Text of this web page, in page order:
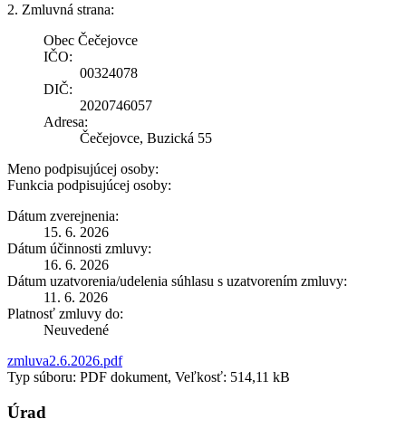
2. Zmluvná strana:
Obec Čečejovce
IČO:
00324078
DIČ:
2020746057
Adresa:
Čečejovce, Buzická 55
Meno podpisujúcej osoby:
Funkcia podpisujúcej osoby:
Dátum zverejnenia:
15. 6. 2026
Dátum účinnosti zmluvy:
16. 6. 2026
Dátum uzatvorenia/udelenia súhlasu s uzatvorením zmluvy:
11. 6. 2026
Platnosť zmluvy do:
Neuvedené
zmluva2.6.2026.pdf
Typ súboru: PDF dokument, Veľkosť: 514,11 kB
Úrad